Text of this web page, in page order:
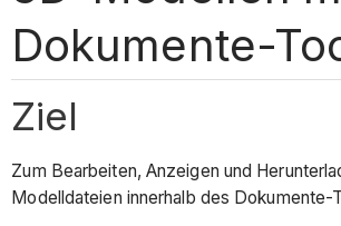
Dokumente-
Ziel
Zum Bearbeiten, Anzeigen und
Modelldateien innerhalb des Dokumente-